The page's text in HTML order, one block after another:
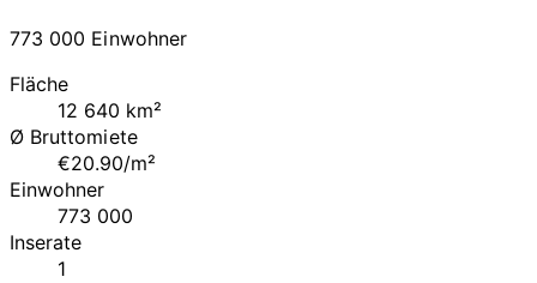
773 000 Einwohner
Fläche
12 640 km²
Ø Bruttomiete
€20.90/m²
Einwohner
773 000
Inserate
1